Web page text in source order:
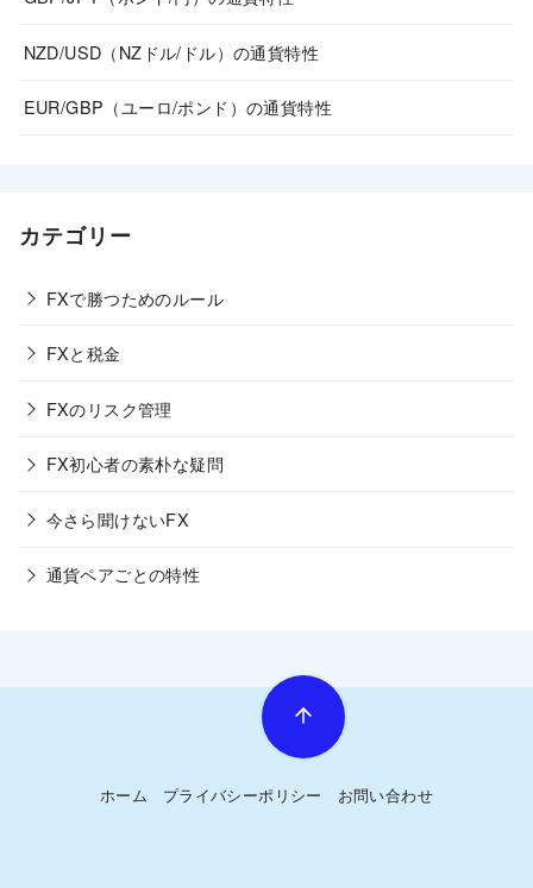
NZD/USD（NZドル/ドル）の通貨特性
EUR/GBP（ユーロ/ポンド）の通貨特性
カテゴリー
FXで勝つためのルール
FXと税金
FXのリスク管理
FX初心者の素朴な疑問
今さら聞けないFX
通貨ペアごとの特性
ホーム プライバシーポリシー お問い合わせ